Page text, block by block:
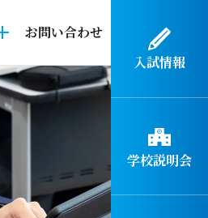
入試情報
学校説明会
お問い合わせ